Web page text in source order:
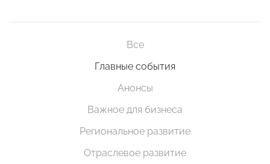
Все
Главные события
Анонсы
Важное для бизнеса
Региональное развитие
Отраслевое развитие